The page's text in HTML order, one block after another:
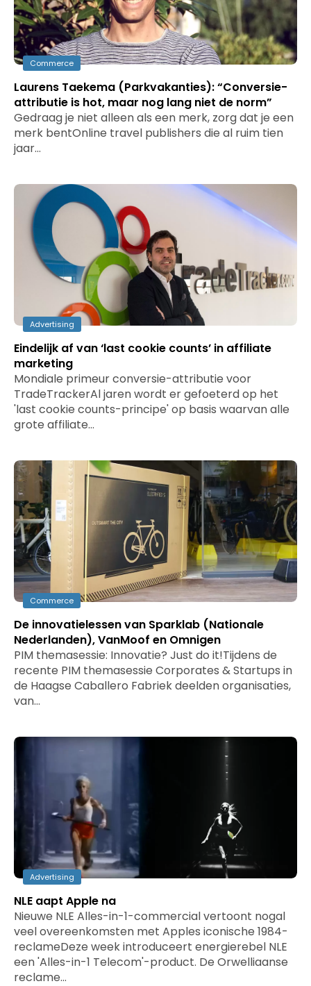
Commerce
Laurens Taekema (Parkvakanties): “Conversie-
attributie is hot, maar nog lang niet de norm”
Gedraag je niet alleen als een merk, zorg dat je een
merk bentOnline travel publishers die al ruim tien
jaar…
Advertising
Eindelijk af van ‘last cookie counts’ in affiliate
marketing
Mondiale primeur conversie-attributie voor
TradeTrackerAl jaren wordt er gefoeterd op het
'last cookie counts-principe' op basis waarvan alle
grote affiliate…
Commerce
De innovatielessen van Sparklab (Nationale
Nederlanden), VanMoof en Omnigen
PIM themasessie: Innovatie? Just do it!Tijdens de
recente PIM themasessie Corporates & Startups in
de Haagse Caballero Fabriek deelden organisaties,
van…
Advertising
NLE aapt Apple na
Nieuwe NLE Alles-in-1-commercial vertoont nogal
veel overeenkomsten met Apples iconische 1984-
reclameDeze week introduceert energierebel NLE
een 'Alles-in-1 Telecom'-product. De Orwelliaanse
reclame…